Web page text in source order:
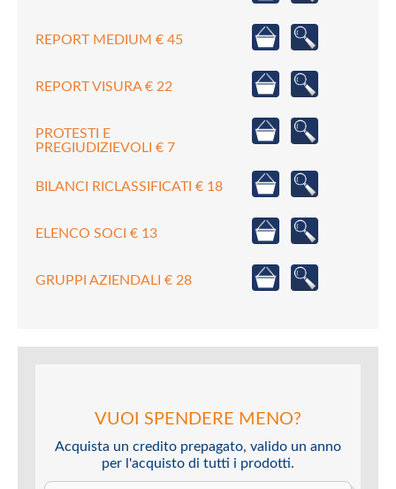
REPORT MEDIUM € 45
REPORT VISURA € 22
PROTESTI E
PREGIUDIZIEVOLI € 7
BILANCI RICLASSIFICATI € 18
ELENCO SOCI € 13
GRUPPI AZIENDALI € 28
VUOI SPENDERE MENO?
Acquista un credito prepagato, valido un anno
per l'acquisto di tutti i prodotti.